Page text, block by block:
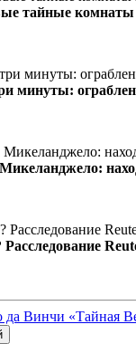
тайные
минуты:
да Винчи «Тайная